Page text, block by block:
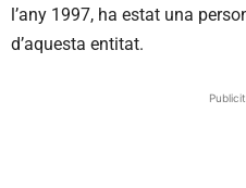
l’any 1997, ha estat una
d’aquesta entitat.